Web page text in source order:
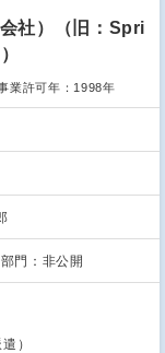
社）（旧：Spri
業許可年： 1998年
門：非公開
）